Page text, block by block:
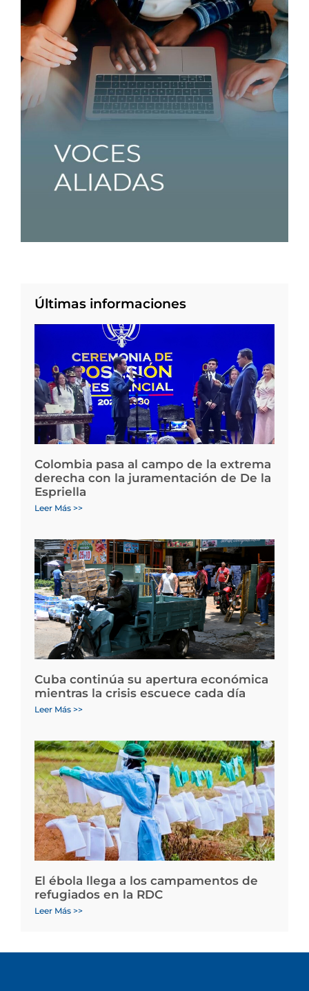
Últimas informaciones
Colombia pasa al campo de la extrema
derecha con la juramentación de De la
Espriella
Leer Más >>
Cuba continúa su apertura económica
mientras la crisis escuece cada día
Leer Más >>
El ébola llega a los campamentos de
refugiados en la RDC
Leer Más >>